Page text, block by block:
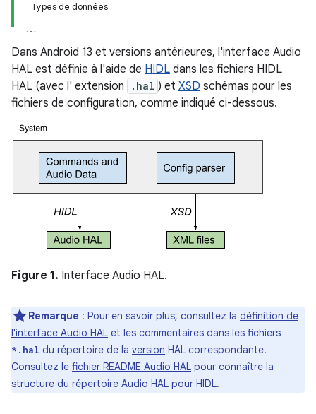
Types de données
Dans Android 13 et versions antérieures, l'interface Audio
HAL est définie à l'aide de HIDL dans les fichiers HIDL
HAL (avec l' extension
.hal ) et XSD schémas pour les
fichiers de configuration, comme indiqué ci-dessous.
Figure 1. Interface Audio HAL.
Remarque : Pour en savoir plus, consultez la définition de
l'interface Audio HAL et les commentaires dans les fichiers
*.hal du répertoire de la version HAL correspondante.
Consultez le fichier README Audio HAL pour connaître la
structure du répertoire Audio HAL pour HIDL.